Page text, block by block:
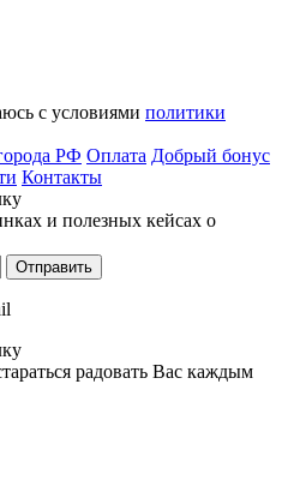
с условиями политики
РФ Оплата Добрый бонус
Контакты
и полезных кейсах о
Отправить
радовать Вас каждым